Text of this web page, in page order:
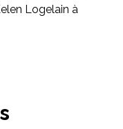
Logelain à